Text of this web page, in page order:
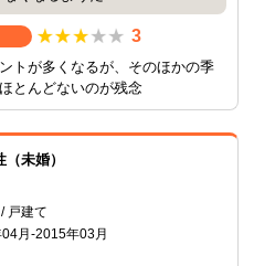
3
トが多くなるが、そのほかの季
とんどないのが残念
未婚）
戸建て
月-2015年03月